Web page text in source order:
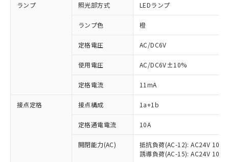
ランプ 照光部方式 LEDランプ
ランプ色 橙
定格電圧 AC/DC6V
使用電圧 AC/DC6V±10%
定格電流 11mA
接点定格 接点構成 1a+1b
定格通電電流 10A
開閉能力(AC)
抵抗負荷(AC-12): AC24V 10A/
誘導負荷(AC-15): AC24V
ご利用条件
ご利用ください。
非含有に対応した製品が提供可能な商品で
有に対応した製品に切り替える予定のある
対応予定なし：EU RoHS指令（10物質）の
非含有に非対応の商品で、対応品を出す予
定はありません。
調査・確認中：EU RoHS指令（10物質）の